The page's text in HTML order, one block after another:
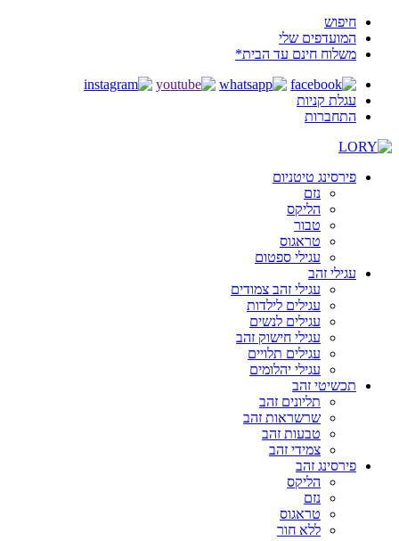
חיפוש
המועדפים שלי
משלוח חינם עד הבית*
עגלת קניות
התחברות
פירסינג טיטניום
נזם
הליקס
טבור
טראגוס
עגילי ספטום
עגילי זהב
עגילי זהב צמודים
עגילים לילדות
עגילים לנשים
עגילי חישוק זהב
עגילים תלויים
עגילי יהלומים
תכשיטי זהב
תליונים זהב
שרשראות זהב
טבעות זהב
צמידי זהב
פירסינג זהב
הליקס
נזם
טראגוס
ללא חור